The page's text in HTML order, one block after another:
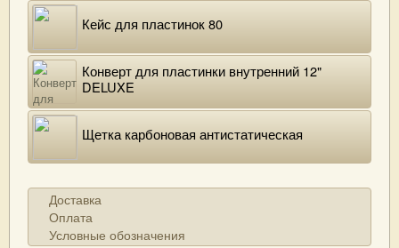
Кейс для пластинок 80
Конверт для пластинки внутренний 12"
DELUXE
Щетка карбоновая антистатическая
Доставка
Оплата
Условные обозначения